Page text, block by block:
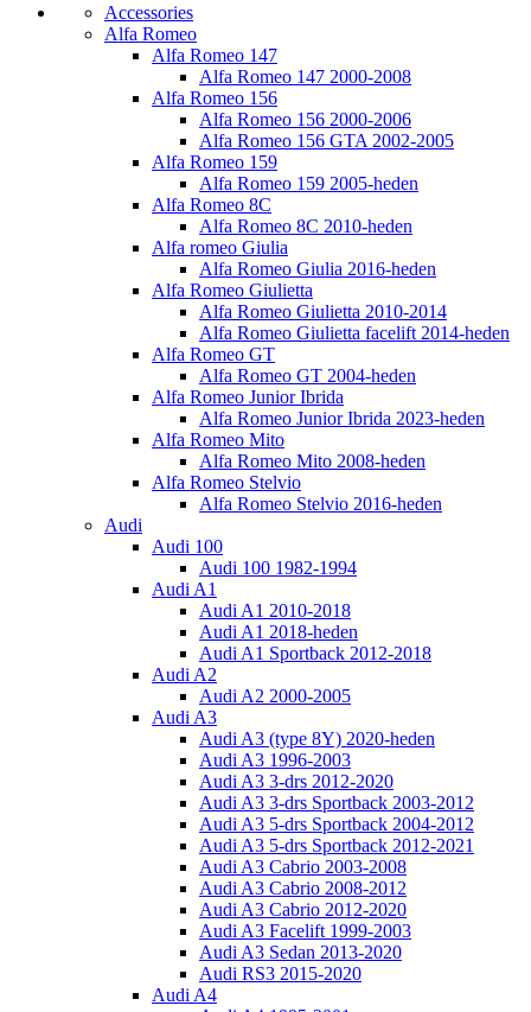
Accessories
Alfa Romeo
Alfa Romeo 147
Alfa Romeo 147 2000-2008
Alfa Romeo 156
Alfa Romeo 156 2000-2006
Alfa Romeo 156 GTA 2002-2005
Alfa Romeo 159
Alfa Romeo 159 2005-heden
Alfa Romeo 8C
Alfa Romeo 8C 2010-heden
Alfa romeo Giulia
Alfa Romeo Giulia 2016-heden
Alfa Romeo Giulietta
Alfa Romeo Giulietta 2010-2014
Alfa Romeo Giulietta facelift 2014-heden
Alfa Romeo GT
Alfa Romeo GT 2004-heden
Alfa Romeo Junior Ibrida
Alfa Romeo Junior Ibrida 2023-heden
Alfa Romeo Mito
Alfa Romeo Mito 2008-heden
Alfa Romeo Stelvio
Alfa Romeo Stelvio 2016-heden
Audi
Audi 100
Audi 100 1982-1994
Audi A1
Audi A1 2010-2018
Audi A1 2018-heden
Audi A1 Sportback 2012-2018
Audi A2
Audi A2 2000-2005
Audi A3
Audi A3 (type 8Y) 2020-heden
Audi A3 1996-2003
Audi A3 3-drs 2012-2020
Audi A3 3-drs Sportback 2003-2012
Audi A3 5-drs Sportback 2004-2012
Audi A3 5-drs Sportback 2012-2021
Audi A3 Cabrio 2003-2008
Audi A3 Cabrio 2008-2012
Audi A3 Cabrio 2012-2020
Audi A3 Facelift 1999-2003
Audi A3 Sedan 2013-2020
Audi RS3 2015-2020
Audi A4